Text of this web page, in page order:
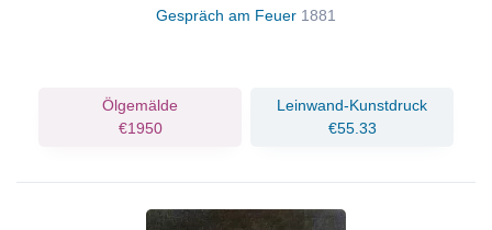
Gespräch am Feuer 1881
Ölgemälde
€1950
Leinwand-Kunstdruck
€55.33